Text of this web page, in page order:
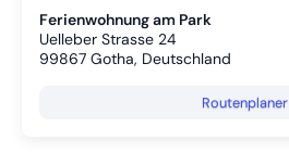
Ferienwohnung am Park
Uelleber Strasse 24
99867 Gotha, Deutschland
Routenplaner